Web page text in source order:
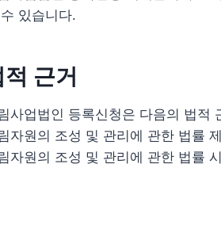
있습니다.
적 근거
사업법인 등록신청은 다음의 법적
자원의 조성 및 관리에 관한 법률
자원의 조성 및 관리에 관한 법률